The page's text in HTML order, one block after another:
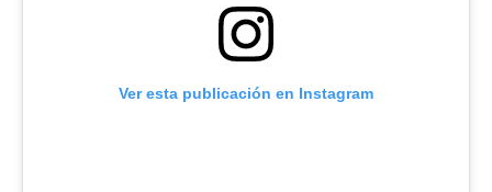
Ver esta publicación en Instagram